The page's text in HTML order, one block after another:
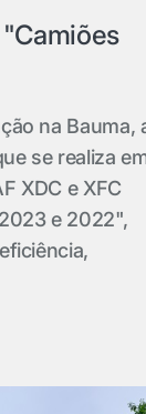
na Bauma,
se realiza
XDC e XFC
e 2022",